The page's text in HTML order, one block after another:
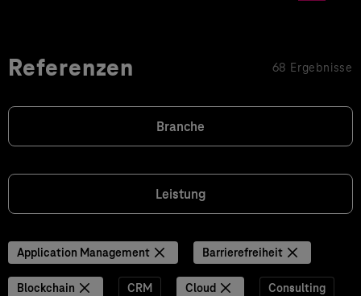
Referenzen 68 Ergebnisse
Branche
Leistung
Application Management Barrierefreiheit
Blockchain CRM Cloud Consulting